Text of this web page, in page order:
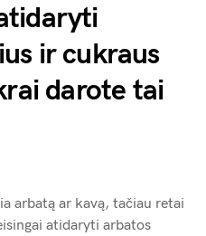
ir cukraus
darote tai
arbatą ar kavą, tačiau retai
atidaryti arbatos